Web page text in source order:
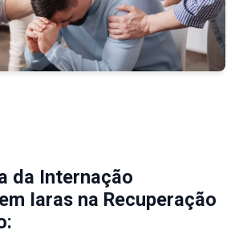
da Internação
Iaras na Recuperação